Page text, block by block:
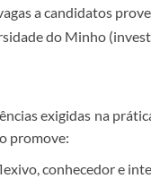
a candidatos
do Minho
exigidas na
promove:
conhecedor e